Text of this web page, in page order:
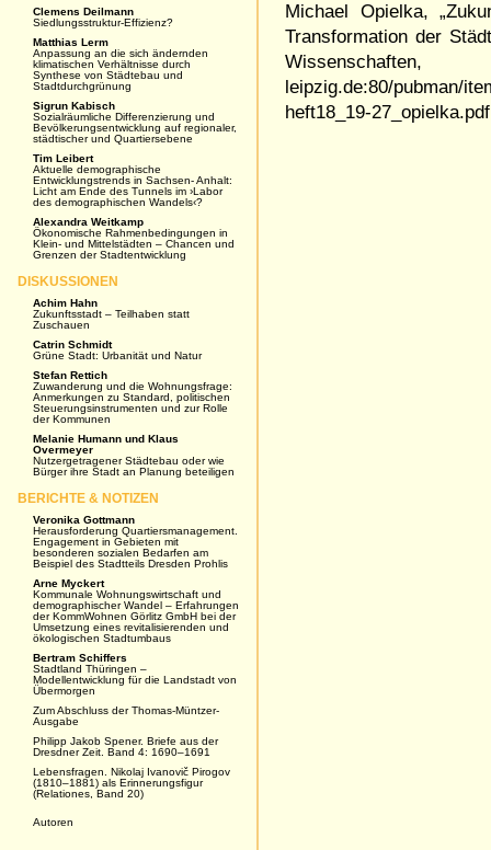
Michael Opielka,
Transformation der
Wissenschaften
leipzig.de:80/pubman/
heft18_19-27_opielka.pdf
Clemens Deilmann
Siedlungsstruktur-Effizienz?
Matthias Lerm
Anpassung an die sich ändernden
klimatischen Verhältnisse durch
Synthese von Städtebau und
Stadtdurchgrünung
Sigrun Kabisch
Sozialräumliche Differenzierung und
Bevölkerungsentwicklung auf regionaler,
städtischer und Quartiersebene
Tim Leibert
Aktuelle demographische
Entwicklungstrends in Sachsen- Anhalt:
Licht am Ende des Tunnels im ›Labor
des demographischen Wandels‹?
Alexandra Weitkamp
Ökonomische Rahmenbedingungen in
Klein- und Mittelstädten – Chancen und
Grenzen der Stadtentwicklung
DISKUSSIONEN
Achim Hahn
Zukunftsstadt – Teilhaben statt
Zuschauen
Catrin Schmidt
Grüne Stadt: Urbanität und Natur
Stefan Rettich
Zuwanderung und die Wohnungsfrage:
Anmerkungen zu Standard, politischen
Steuerungsinstrumenten und zur Rolle
der Kommunen
Melanie Humann und Klaus
Overmeyer
Nutzergetragener Städtebau oder wie
Bürger ihre Stadt an Planung beteiligen
BERICHTE & NOTIZEN
Veronika Gottmann
Herausforderung Quartiersmanagement.
Engagement in Gebieten mit
besonderen sozialen Bedarfen am
Beispiel des Stadtteils Dresden Prohlis
Arne Myckert
Kommunale Wohnungswirtschaft und
demographischer Wandel – Erfahrungen
der KommWohnen Görlitz GmbH bei der
Umsetzung eines revitalisierenden und
ökologischen Stadtumbaus
Bertram Schiffers
Stadtland Thüringen –
Modellentwicklung für die Landstadt von
Übermorgen
Zum Abschluss der Thomas-Müntzer-
Ausgabe
Philipp Jakob Spener. Briefe aus der
Dresdner Zeit. Band 4: 1690–1691
Lebensfragen. Nikolaj Ivanovič Pirogov
(1810–1881) als Erinnerungsfigur
(Relationes, Band 20)
Autoren